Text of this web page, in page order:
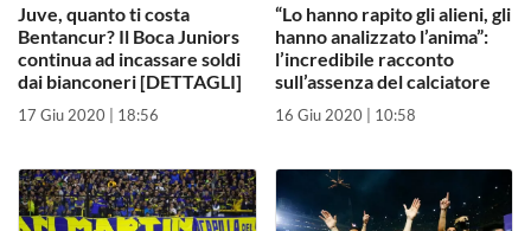
Juve, quanto ti costa
Bentancur? Il Boca Juniors
continua ad incassare soldi
dai bianconeri [DETTAGLI]
17 Giu 2020 | 18:56
“Lo hanno rapito gli alieni, gli
hanno analizzato l’anima”:
l’incredibile racconto
sull’assenza del calciatore
16 Giu 2020 | 10:58